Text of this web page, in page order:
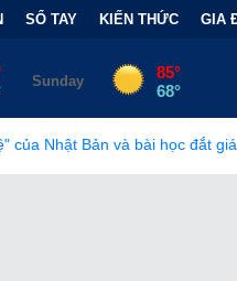
SỔ TAY KIẾN THỨC GIA
đắt giá • Bẫy Tài